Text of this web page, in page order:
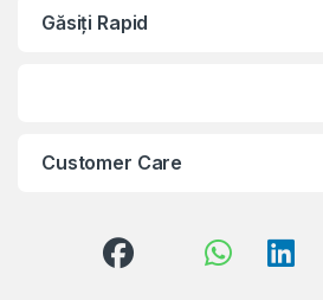
Găsiți Rapid
Customer Care